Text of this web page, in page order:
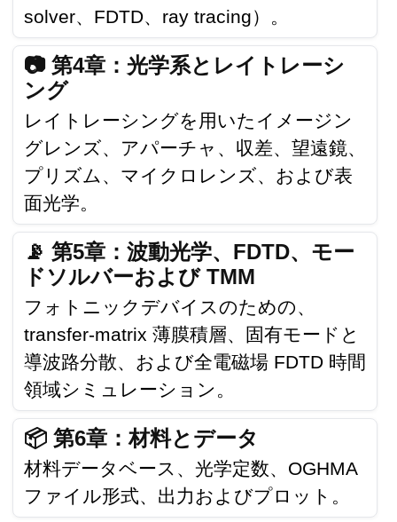
solver、FDTD、ray tracing）。
📷 第4章：光学系とレイトレーシ
ング
レイトレーシングを用いたイメージン
グレンズ、アパーチャ、収差、望遠鏡、
プリズム、マイクロレンズ、および表
面光学。
📡 第5章：波動光学、FDTD、モー
ドソルバーおよび TMM
フォトニックデバイスのための、
transfer-matrix 薄膜積層、固有モードと
導波路分散、および全電磁場 FDTD 時間
領域シミュレーション。
📦 第6章：材料とデータ
材料データベース、光学定数、OGHMA
ファイル形式、出力およびプロット。